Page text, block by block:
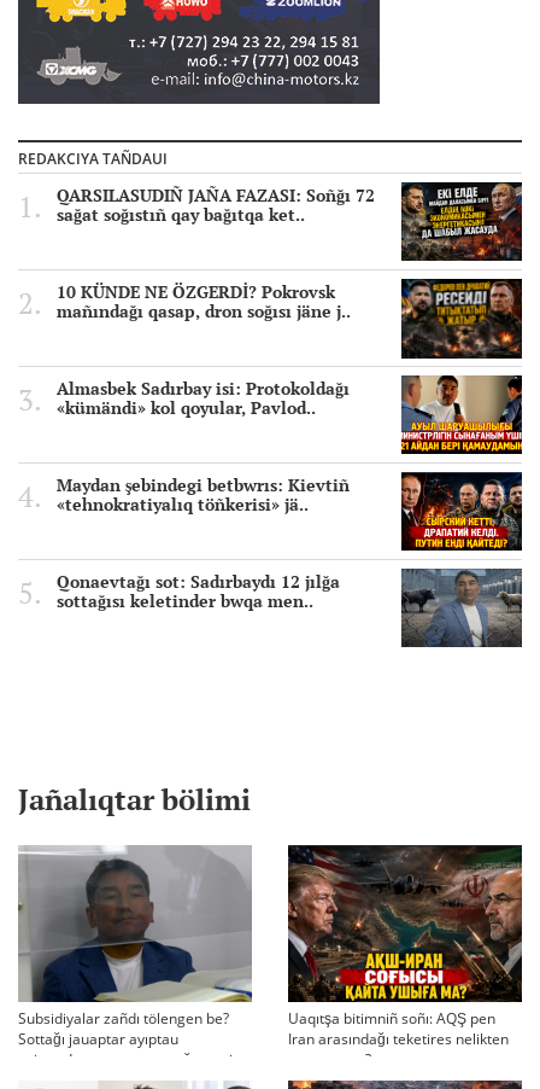
REDAKCIYA TAÑDAUI
QARSILASUDIÑ JAÑA FAZASI: Soñğı 72
sağat soğıstıñ qay bağıtqa ket..
10 KÜNDE NE ÖZGERDİ? Pokrovsk
mañındağı qasap, dron soğısı jäne j..
Almasbek Sadırbay isi: Protokoldağı
«kümändi» kol qoyular, Pavlod..
Maydan şebindegi betbwrıs: Kievtiñ
«tehnokratiyalıq töñkerisi» jä..
Qonaevtağı sot: Sadırbaydı 12 jılğa
sottağısı keletinder bwqa men..
Jañalıqtar bölimi
Subsidiyalar zañdı tölengen be?
Sottağı jauaptar ayıptau
twjırımdarın qayta qarauğa negiz
bola ala ma?
Uaqıtşa bitimniñ soñı: AQŞ pen
Iran arasındağı teketires nelikten
qayta uşıqtı?